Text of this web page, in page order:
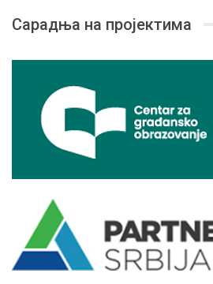
Сарадња на пројектима